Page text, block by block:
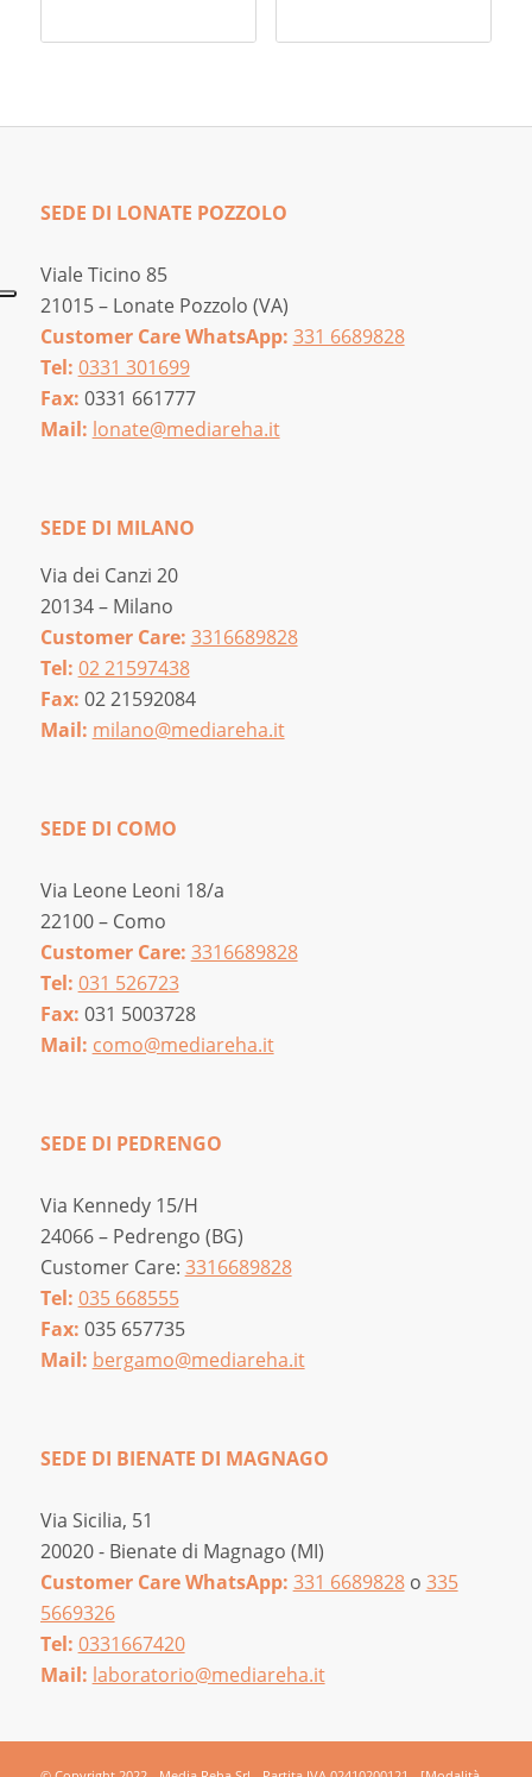
SEDE DI LONATE POZZOLO
Viale Ticino 85
21015 – Lonate Pozzolo (VA)
Customer Care WhatsApp: 331 6689828
Tel: 0331 301699
Fax: 0331 661777
Mail: lonate@mediareha.it
SEDE DI MILANO
Via dei Canzi 20
20134 – Milano
Customer Care: 3316689828
Tel: 02 21597438
Fax: 02 21592084
Mail: milano@mediareha.it
SEDE DI COMO
Via Leone Leoni 18/a
22100 – Como
Customer Care: 3316689828
Tel: 031 526723
Fax: 031 5003728
Mail: como@mediareha.it
SEDE DI PEDRENGO
Via Kennedy 15/H
24066 – Pedrengo (BG)
Customer Care: 3316689828
Tel: 035 668555
Fax: 035 657735
Mail: bergamo@mediareha.it
SEDE DI BIENATE DI MAGNAGO
Via Sicilia, 51
20020 - Bienate di Magnago (MI)
Customer Care WhatsApp: 331 6689828o 335
5669326
Tel: 0331667420
Mail: laboratorio@mediareha.it